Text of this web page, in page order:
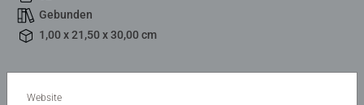
Gebunden
1,00 x 21,50 x 30,00 cm
Website